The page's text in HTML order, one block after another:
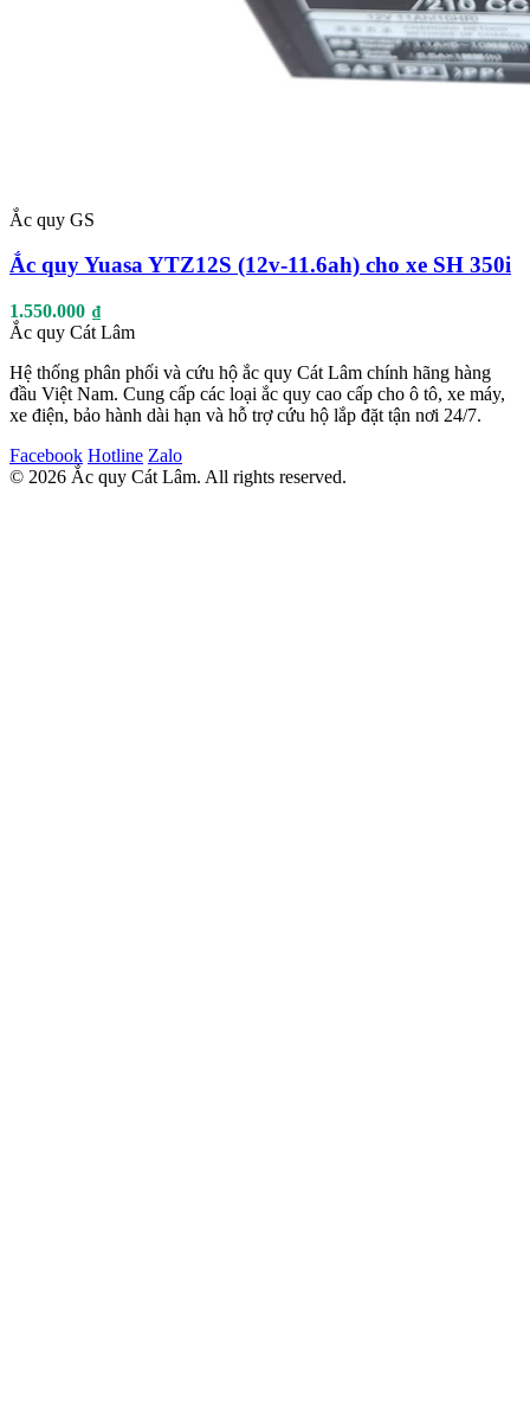
Ắc quy GS
Ắc quy Yuasa YTZ12S (12v-11.6ah) cho xe SH 350i
1.550.000 ₫
Ắc quy Cát Lâm
Hệ thống phân phối và cứu hộ ắc quy Cát Lâm chính hãng hàng
đầu Việt Nam. Cung cấp các loại ắc quy cao cấp cho ô tô, xe máy,
xe điện, bảo hành dài hạn và hỗ trợ cứu hộ lắp đặt tận nơi 24/7.
Facebook Hotline Zalo
© 2026 Ắc quy Cát Lâm. All rights reserved.